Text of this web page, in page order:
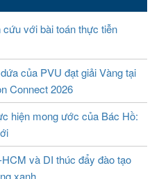
cứu với bài toán thực tiễn
của PVU đạt giải Vàng tại
Connect 2026
hiện mong ước của Bác Hồ:
và DI thúc đẩy đào tạo
xanh